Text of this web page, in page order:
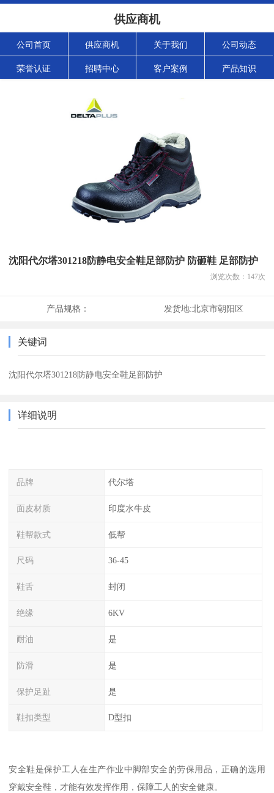
供应商机
公司首页 供应商机 关于我们 公司动态
荣誉认证 招聘中心 客户案例 产品知识
沈阳代尔塔301218防静电安全鞋足部防护 防砸鞋 足部防护
浏览次数： 147次
产品规格： 发货地:北京市朝阳区
关键词
沈阳代尔塔301218防静电安全鞋足部防护
详细说明
品牌 代尔塔
面皮材质 印度水牛皮
鞋帮款式 低帮
尺码 36-45
鞋舌 封闭
绝缘 6KV
耐油 是
防滑 是
保护足趾 是
鞋扣类型 D型扣
安全鞋是保护工人在生产作业中脚部安全的劳保用品，正确的选用
穿戴安全鞋，才能有效发挥作用，保障工人的安全健康。